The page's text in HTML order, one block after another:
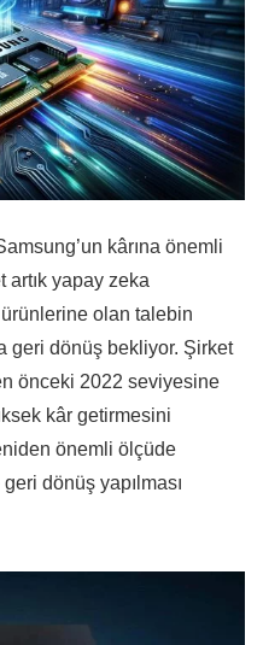
kârına önemli
yapay zeka
olan talebin
geri dönüş bekliyor. Şirket
önceki 2022 seviyesine
kâr getirmesini
önemli ölçüde
dönüş yapılması